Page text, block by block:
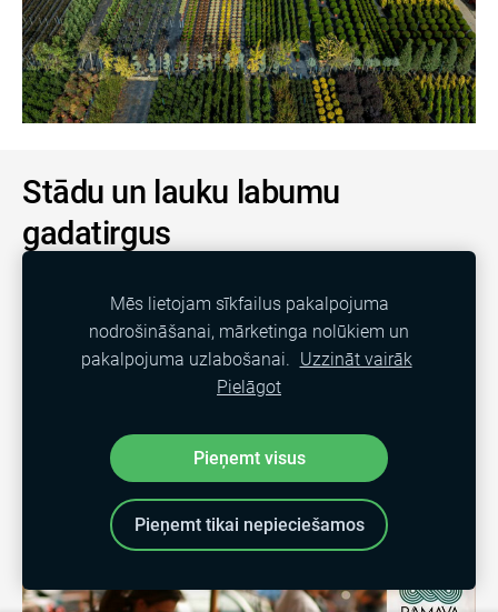
Stādu un lauku labumu
gadatirgus
Iegādājieties dažādus stādus - dārzam, pagalmam,
augļu dārziem. Kā arī izvēlieties vietējo ražotāju
veikumu - pārtiku, dzērienus, amatniecības
izstrādājumus, tai skaitā, izvēlieties Ķekavas
mājražotāju vienotajā zonā "
Radīts Ķekavas
Mēs lietojam sīkfailus pakalpojuma
nodrošināšanai, mārketinga nolūkiem un
pakalpojuma uzlabošanai. Uzzināt vairāk
Pielāgot
Pieņemt visus
Pieņemt tikai nepieciešamos